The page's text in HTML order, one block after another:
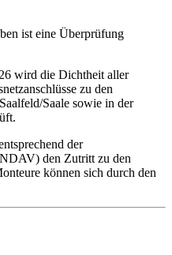
ist eine Überprüfung
wird die Dichtheit aller
zu den
Saale sowie in der
der
den Zutritt zu den
können sich durch den